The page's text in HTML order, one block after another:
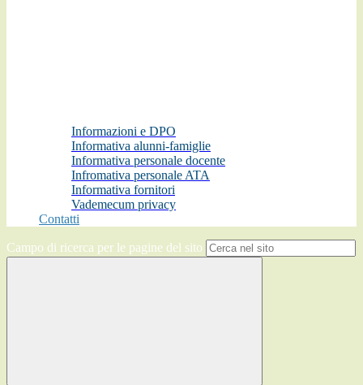
Informazioni e DPO
Informativa alunni-famiglie
Informativa personale docente
Infromativa personale ATA
Informativa fornitori
Vademecum privacy
Contatti
Campo di ricerca per le pagine del sito